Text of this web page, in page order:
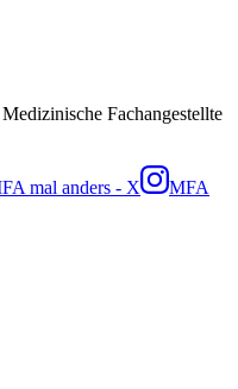
Fachangestellte
mal anders - X
MFA